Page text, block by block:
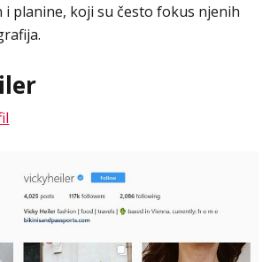
i planine, koji su često fokus njenih